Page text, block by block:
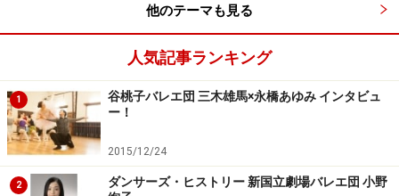
ろが、男性とデュエットを踊るときは、指先の位置が変
わります。どこに置くかというと、頭の真上に置きま
す。一人で踊るときと男性と踊るときでは指先の位置が
違いますので、踊り分ける必要が出てきます。
◎ここを注意！
アン・ナヴァンから腕を上げるときは、円を楕円に戻す
必要があります。肘を少し伸ばしながら縦に長くなるよ
他のテーマも見る
人気記事ランキング
1
谷桃子バレエ団 三木雄馬×永橋あゆみ インタビュ
ー！
2015/12/24
2
ダンサーズ・ヒストリー 新国立劇場バレエ団 小野